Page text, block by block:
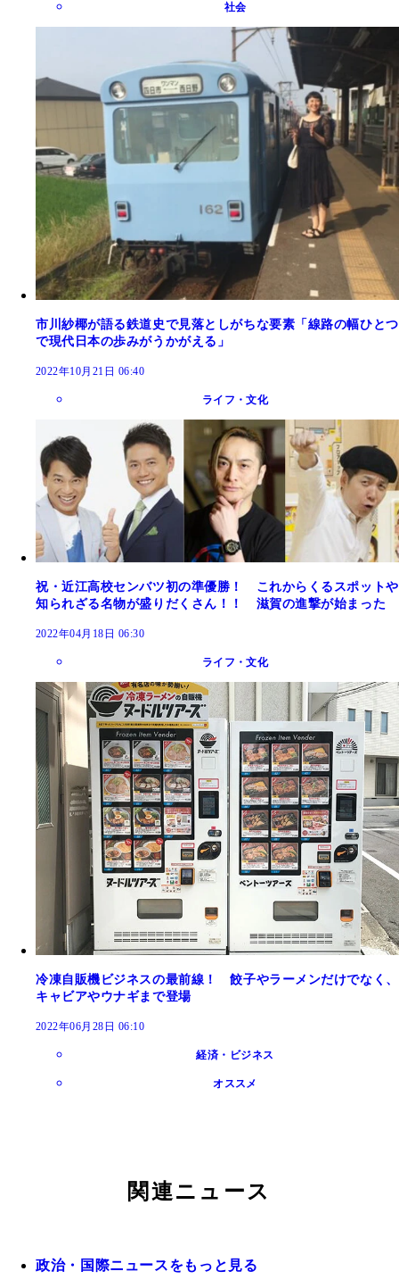
社会
市川紗椰が語る鉄道史で見落としがちな要素「線路の幅ひとつ
で現代日本の歩みがうかがえる」
2022年10月21日 06:40
ライフ・文化
祝・近江高校センバツ初の準優勝！ これからくるスポットや
知られざる名物が盛りだくさん！！ 滋賀の進撃が始まった
2022年04月18日 06:30
ライフ・文化
冷凍自販機ビジネスの最前線！ 餃子やラーメンだけでなく、
キャビアやウナギまで登場
2022年06月28日 06:10
経済・ビジネス
オススメ
関連ニュース
政治・国際ニュースをもっと見る